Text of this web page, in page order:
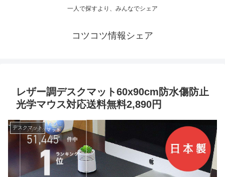
一人で探すより、みんなでシェア
コツコツ情報シェア
レザー調デスクマット60x90cm防水傷防止
光学マウス対応送料無料2,890円
デスクマット